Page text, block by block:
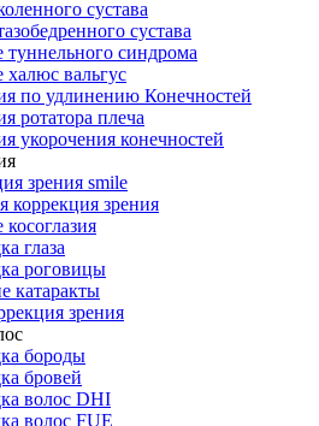
сустава
сустава
туннельного синдрома
халюс вальгус
по удлинению Конечностей
ротатора плеча
укорочения конечностей
зрения smile
коррекция зрения
глаза
роговицы
катаракты
зрения
бороды
бровей
волос DHI
волос FUE